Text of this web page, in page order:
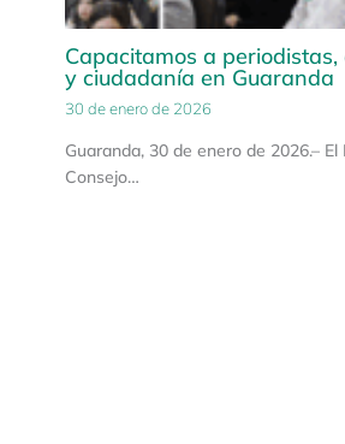
Capacitamos a
y ciudadanía en Guaranda
30 de enero de 2026
Guaranda, 30 de enero de 2026.–
Consejo…